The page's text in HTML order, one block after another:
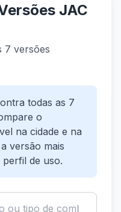
JAC
7 versões
todas as 7
o
na cidade e na
versão mais
de uso.